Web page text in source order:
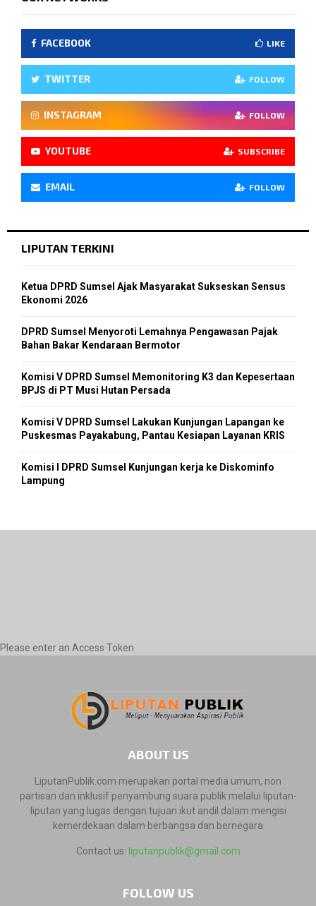
FACEBOOK LIKE
TWITTER FOLLOW
INSTAGRAM FOLLOW
YOUTUBE SUBSCRIBE
EMAIL FOLLOW
LIPUTAN TERKINI
Ketua DPRD Sumsel Ajak Masyarakat Sukseskan Sensus
Ekonomi 2026
DPRD Sumsel Menyoroti Lemahnya Pengawasan Pajak
Bahan Bakar Kendaraan Bermotor
Komisi V DPRD Sumsel Memonitoring K3 dan Kepesertaan
BPJS di PT Musi Hutan Persada
Komisi V DPRD Sumsel Lakukan Kunjungan Lapangan ke
Puskesmas Payakabung, Pantau Kesiapan Layanan KRIS
Komisi I DPRD Sumsel Kunjungan kerja ke Diskominfo
Lampung
Please enter an Access Token
ABOUT US
LiputanPublik.com merupakan portal media umum, non
partisan dan inklusif penyambung suara publik melalui liputan-
liputan yang lugas dengan tujuan ikut andil dalam mengisi
kemerdekaan dalam berbangsa dan bernegara
Contact us: liputanpublik@gmail.com
FOLLOW US